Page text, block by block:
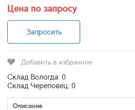
Цена по запросу
Запросить
Добавить в избранное
Склад Вологда: 0
Склад Череповец: 0
Описание